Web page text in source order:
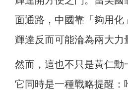
面通路，中國靠「夠用化
輝達反而可能淪為兩大力
然而，這也不只是黃仁勳
它同時是一種戰略提醒：